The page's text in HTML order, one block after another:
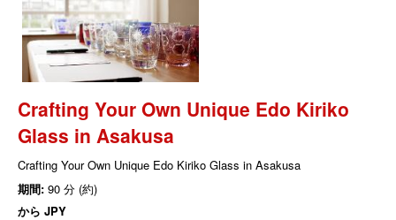
Crafting Your Own Unique Edo Kiriko
Glass in Asakusa
Crafting Your Own Unique Edo Kiriko Glass in Asakusa
期間: 90 分 (約)
から JPY